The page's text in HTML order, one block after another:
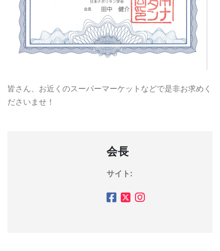
皆さん、お近くのスーパーマーケットなどで是非お求めく
ださいませ！
会長
サイト: